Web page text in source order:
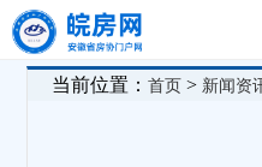
首
当前位置：首页 > 新闻资